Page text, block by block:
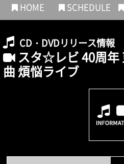
HOME SCHEDULE
CD・DVDリリース情報
スタ☆レビ 40周年
曲 煩悩ライブ